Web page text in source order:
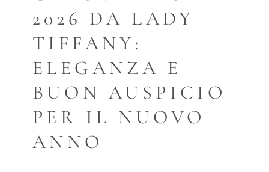
2026 DA LADY
TIFFANY:
ELEGANZA E
BUON AUSPICIO
PER IL NUOVO
ANNO